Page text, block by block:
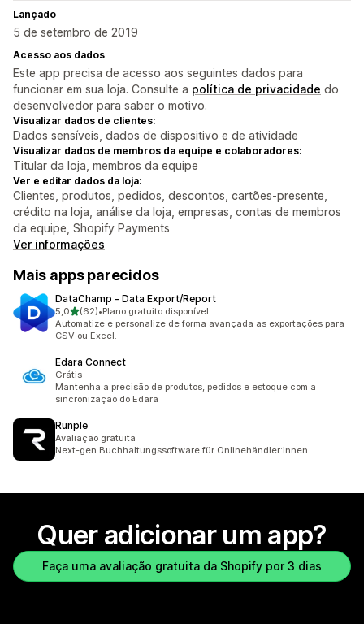
Lançado
5 de setembro de 2019
Acesso aos dados
Este app precisa de acesso aos seguintes dados para
funcionar em sua loja. Consulte a política de privacidade do
desenvolvedor para saber o motivo.
Visualizar dados de clientes:
Dados sensíveis, dados de dispositivo e de atividade
Visualizar dados de membros da equipe e colaboradores:
Titular da loja, membros da equipe
Ver e editar dados da loja:
Clientes, produtos, pedidos, descontos, cartões-presente,
crédito na loja, análise da loja, empresas, contas de membros
da equipe, Shopify Payments
Ver informações
Mais apps parecidos
DataChamp ‑ Data Export/Report
5,0de 5 estrelas
(62)
62 avaliações ao todo
•Plano gratuito disponível
Automatize e personalize de forma avançada as exportações para
CSV ou Excel.
Edara Connect
Grátis
Mantenha a precisão de produtos, pedidos e estoque com a
sincronização do Edara
Runple
Avaliação gratuita
Next-gen Buchhaltungssoftware für Onlinehändler:innen
Quer adicionar um app?
Faça uma avaliação gratuita da Shopify por 3 dias